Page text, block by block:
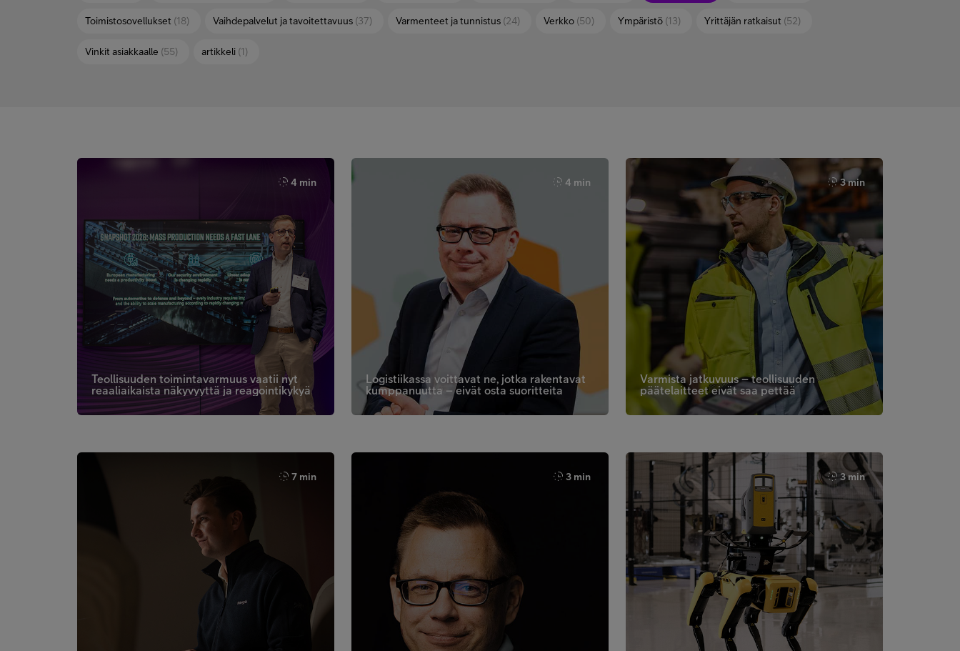
Toimistosovellukset (18) Vaihdepalvelut ja tavoitettavuus (37) Varmenteet ja tunnistus (24) Verkko (50) Ympäristö (13) Yrittäjän ratkaisut (52)
Vinkit asiakkaalle (55) artikkeli (1)
4 min
Teollisuuden toimintavarmuus vaatii nyt
reaaliaikaista näkyvyyttä ja reagointikykyä
4 min
Logistiikassa voittavat ne, jotka rakentavat
kumppanuutta – eivät osta suoritteita
3 min
Varmista jatkuvuus – teollisuuden
päätelaitteet eivät saa pettää
7 min 3 min 3 min